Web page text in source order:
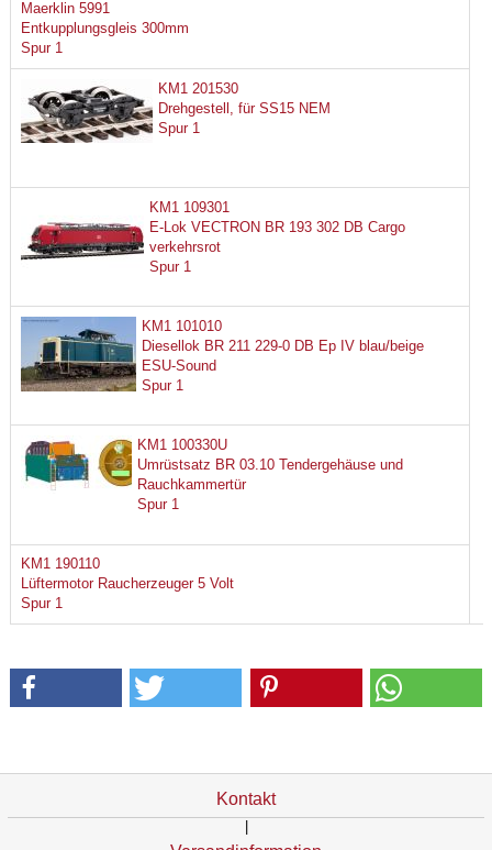
Maerklin 5991
Entkupplungsgleis 300mm
Spur 1
KM1 201530
Drehgestell, für SS15 NEM
Spur 1
KM1 109301
E-Lok VECTRON BR 193 302 DB Cargo
verkehrsrot
Spur 1
KM1 101010
Diesellok BR 211 229-0 DB Ep IV blau/beige
ESU-Sound
Spur 1
KM1 100330U
Umrüstsatz BR 03.10 Tendergehäuse und
Rauchkammertür
Spur 1
KM1 190110
Lüftermotor Raucherzeuger 5 Volt
Spur 1
Kontakt